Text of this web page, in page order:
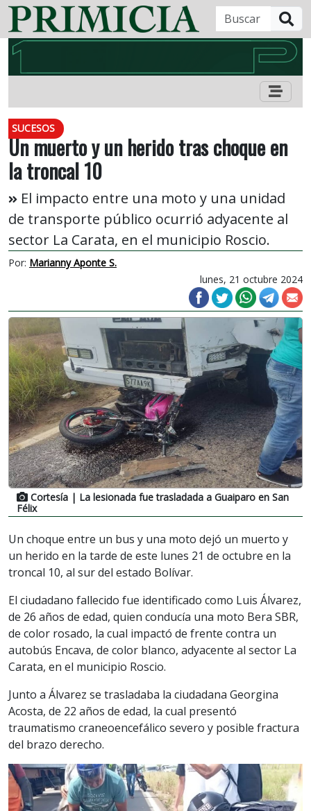
SUCESOS
Un muerto y un herido tras choque en
la troncal 10
El impacto entre una moto y una unidad
de transporte público ocurrió adyacente al
sector La Carata, en el municipio Roscio.
Por: Marianny Aponte S.
lunes, 21 octubre 2024
Cortesía | La lesionada fue trasladada a Guaiparo en San
Félix
Un choque entre un bus y una moto dejó un muerto y
un herido en la tarde de este lunes 21 de octubre en la
troncal 10, al sur del estado Bolívar.
El ciudadano fallecido fue identificado como Luis Álvarez,
de 26 años de edad, quien conducía una moto Bera SBR,
de color rosado, la cual impactó de frente contra un
autobús Encava, de color blanco, adyacente al sector La
Carata, en el municipio Roscio.
Junto a Álvarez se trasladaba la ciudadana Georgina
Acosta, de 22 años de edad, la cual presentó
traumatismo craneoencefálico severo y posible fractura
del brazo derecho.